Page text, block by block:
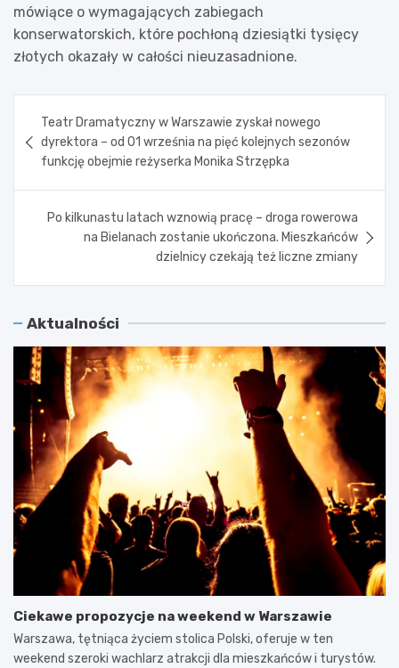
mówiące o wymagających zabiegach
konserwatorskich, które pochłoną dziesiątki tysięcy
złotych okazały w całości nieuzasadnione.
wpisu
Teatr Dramatyczny w Warszawie zyskał nowego
dyrektora – od 01 września na pięć kolejnych sezonów
funkcję obejmie reżyserka Monika Strzępka
Po kilkunastu latach wznowią pracę – droga rowerowa
na Bielanach zostanie ukończona. Mieszkańców
dzielnicy czekają też liczne zmiany
Aktualności
Ciekawe propozycje na weekend w Warszawie
Warszawa, tętniąca życiem stolica Polski, oferuje w ten
weekend szeroki wachlarz atrakcji dla mieszkańców i turystów.